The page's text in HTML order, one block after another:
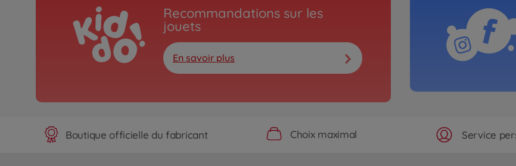
Recommandations sur les
jouets
En savoir plus
Boutique officielle du fabricant Choix maximal Service